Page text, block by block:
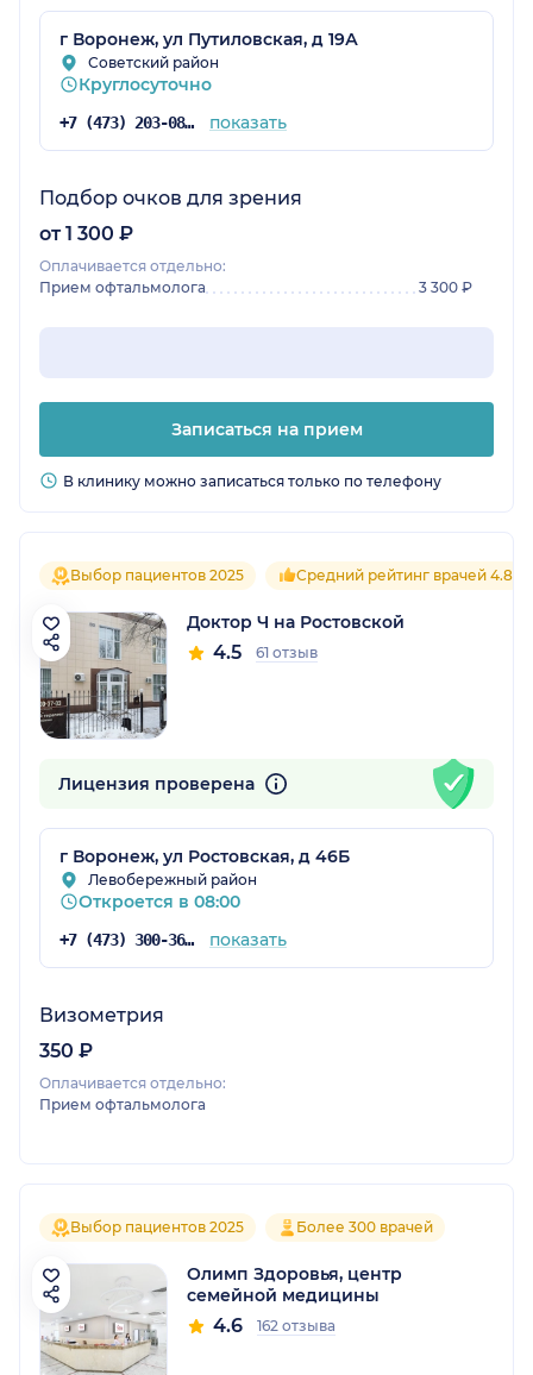
как мрт аппарат лучший в Воронеже. В
общем, комфортное для меня медицинское
учреждение.
г Воронеж, ул Путиловская, д 19А
Советский район
Круглосуточно
+7 (473) 203-08-53 показать
Подбор очков для зрения
от 1 300 ₽
Оплачивается отдельно:
Прием офтальмолога
3 300 ₽
Записаться на прием
В клинику можно записаться только по телефону
Выбор пациентов 2025 Средний рейтинг врачей 4.8
Доктор Ч на Ростовской
4.5 61 отзыв
Лицензия проверена
г Воронеж, ул Ростовская, д 46Б
Левобережный район
Откроется в 08:00
+7 (473) 300-36-03 показать
Визометрия
350 ₽
Оплачивается отдельно:
Прием офтальмолога
Выбор пациентов 2025 Более 300 врачей
Олимп Здоровья, центр
семейной медицины
4.6 162 отзыва